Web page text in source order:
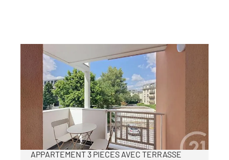
BORDEAUX 33
64,54 m
, 3 pièces
Ref : 26676
Appartement à vendre
267 000 €
BORDEAUX - COURS DU MEDOC -
APPARTEMENT 3 PIECES AVEC TERRASSE